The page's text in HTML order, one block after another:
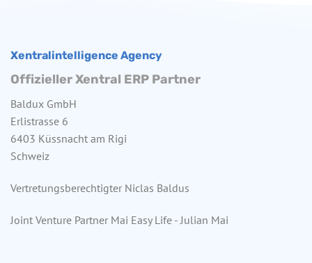
Xentralintelligence Agency
Offizieller Xentral ERP Partner
Baldux GmbH
Erlistrasse 6
6403 Küssnacht am Rigi
Schweiz
Vertretungsberechtigter Niclas Baldus
Joint Venture Partner Mai Easy Life - Julian Mai